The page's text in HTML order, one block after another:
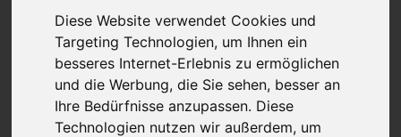
Diese Website verwendet Cookies und
Targeting Technologien, um Ihnen ein
besseres Internet-Erlebnis zu ermöglichen
und die Werbung, die Sie sehen, besser an
Ihre Bedürfnisse anzupassen. Diese
Technologien nutzen wir außerdem, um
von
11
Gehe zu Seite:
Vorherige
…